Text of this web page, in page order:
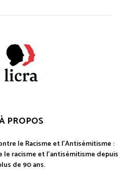
PROPOS
le Racisme et l'Antisémitisme :
le racisme et l'antisémitisme depuis
de 90 ans.